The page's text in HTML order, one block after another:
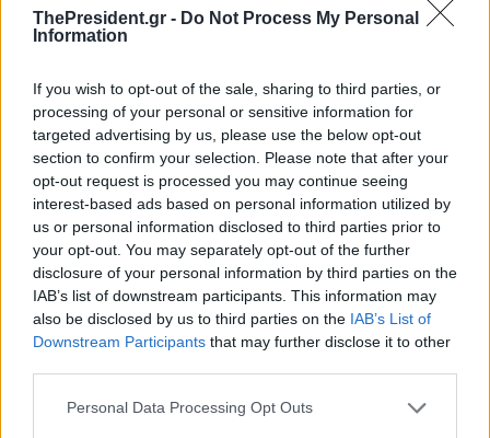
ThePresident.gr - Do Not Process My Personal
Information
If you wish to opt-out of the sale, sharing to third parties, or
processing of your personal or sensitive information for
targeted advertising by us, please use the below opt-out
section to confirm your selection. Please note that after your
opt-out request is processed you may continue seeing
interest-based ads based on personal information utilized by
us or personal information disclosed to third parties prior to
your opt-out. You may separately opt-out of the further
disclosure of your personal information by third parties on the
IAB’s list of downstream participants. This information may
also be disclosed by us to third parties on the IAB’s List of
Downstream Participants that may further disclose it to other
Personal Data Processing Opt Outs
Απέσπασε το x ο ΠΑΟ στη
Λεωφόρο στο 98'
Ευρωλίγκα